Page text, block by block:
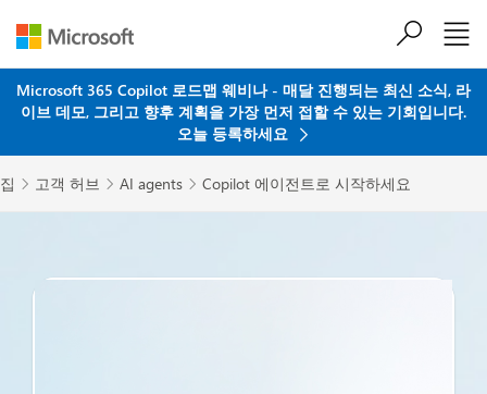
Microsoft 365 Copilot 로드맵 웨비나 - 매달 진행되는 최신 소식, 라
이브 데모, 그리고 향후 계획을 가장 먼저 접할 수 있는 기회입니다.
오늘 등록하세요
집  고객 허브  AI agents  Copilot 에이전트로 시작하세요